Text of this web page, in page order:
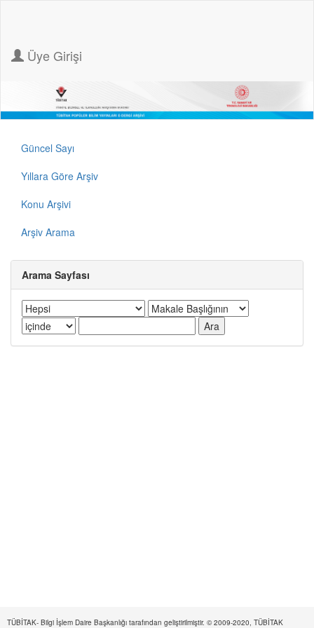
Üye Girişi
Güncel Sayı
Yıllara Göre Arşiv
Konu Arşivi
Arşiv Arama
Arama Sayfası
TÜBİTAK- Bilgi İşlem Daire Başkanlığı tarafından geliştirilmiştir. © 2009-2020, TÜBİTAK